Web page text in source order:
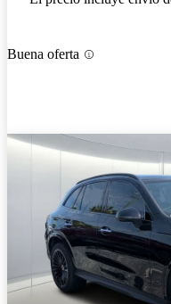
Buena oferta